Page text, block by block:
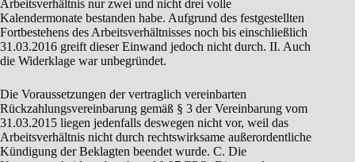
Die Voraussetzungen der vertraglich vereinbarten
Rückzahlungsvereinbarung gemäß § 3 der Vereinbarung vom
31.03.2015 liegen jedenfalls deswegen nicht vor, weil das
Arbeitsverhältnis nicht durch rechtswirksame außerordentliche
Kündigung der Beklagten beendet wurde. C. Die